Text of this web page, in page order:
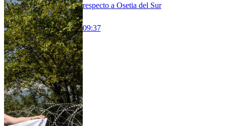
respecto a Osetia del Sur
09:37